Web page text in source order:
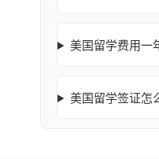
美国留学费用一
美国留学签证怎